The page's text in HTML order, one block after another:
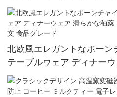
デザイン、ホームイベント
最適
北欧風エレガントなボーン
テーブルウェア ディナー
トラン ホテル 卸売 大量注